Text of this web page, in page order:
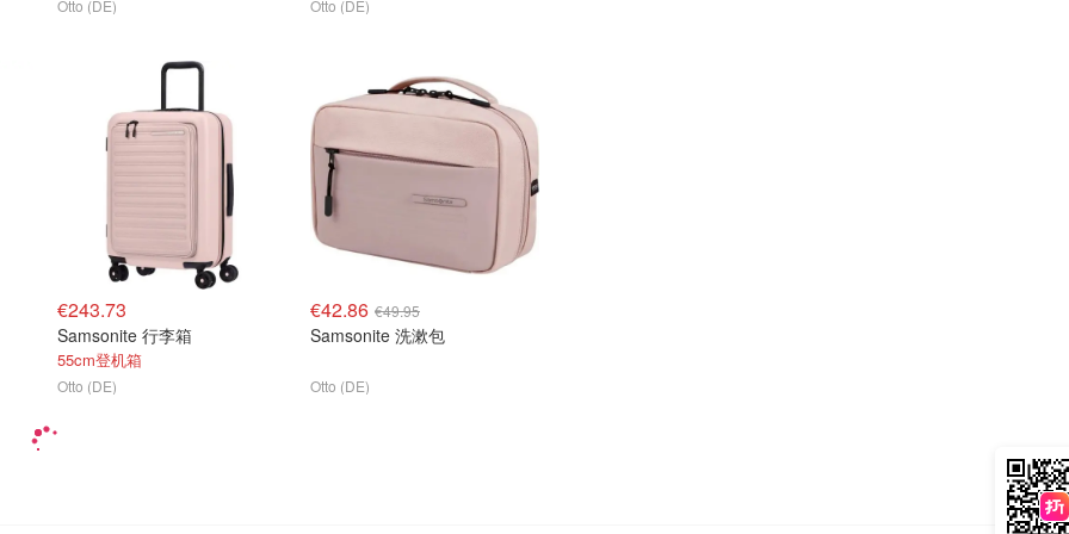
Otto (DE) Otto (DE)
€243.73
Samsonite 行李箱
55cm登机箱
Otto (DE)
€42.86 €49.95
Samsonite 洗漱包
Otto (DE)